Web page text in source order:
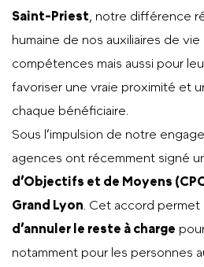
Saint-Priest, notre différence
humaine de nos auxiliaires de
compétences mais aussi pour
favoriser une vraie proximité et
chaque bénéficiaire.
Sous l’impulsion de notre
agences ont récemment signé
d’Objectifs et de Moyens
Grand Lyon . Cet accord permet
d’annuler le reste à charge
notamment pour les personnes